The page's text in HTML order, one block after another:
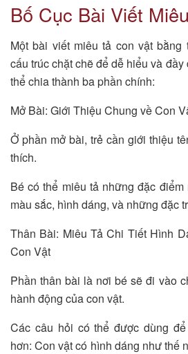
Bố Cục Bài Viết
Một bài viết miêu tả con vật
cấu trúc chặt chẽ để dễ hiểu và
thể chia thành ba phần chính:
Mở Bài: Giới Thiệu Chung về Con
Ở phần mở bài, trẻ cần giới thiệu
thích.
Bé có thể miêu tả những đặc
màu sắc, hình dáng, và những đặc
Thân Bài: Miêu Tả Chi Tiết Hình
Con Vật
Phần thân bài là nơi bé sẽ đi vào
hành động của con vật.
Các câu hỏi có thể được dùng
hơn: Con vật có hình dáng như thế